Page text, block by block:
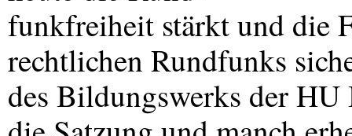
funkfreiheit stärkt und die
rechtlichen Rundfunks
des Bildungswerks der